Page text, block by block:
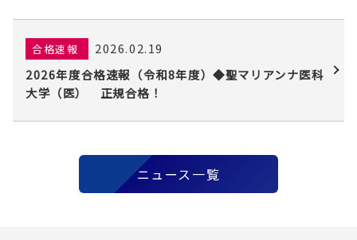
合格速報
2026.02.19
2026年度合格速報（令和8年度）◆聖マリアンナ医科
大学（医） 正規合格！
ニュース一覧